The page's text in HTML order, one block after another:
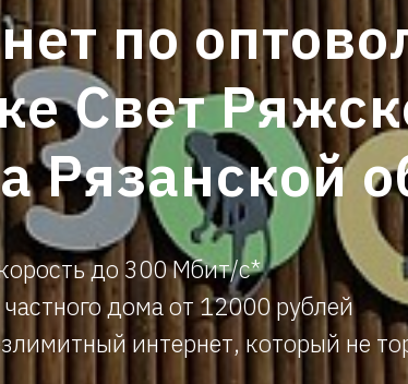
по
Свет
Рязанской
до 300 Мбит/с*
частного дома от 12000 рублей
интернет, который не